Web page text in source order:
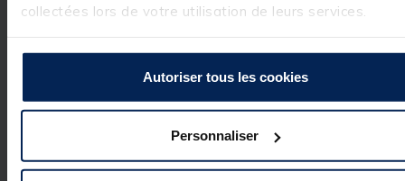
collectées lors de votre utilisation de leurs services.
Autoriser tous les cookies
Personnaliser
expérience du26/08/2025
Utile(0)
Réponse de
Nous vous